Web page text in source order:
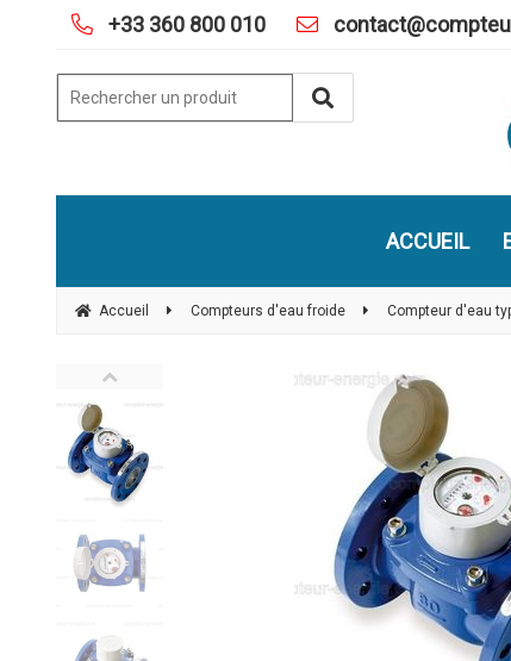
ACCUEIL
Accueil Compteurs d'eau froide Compteur d'eau
+33 360 800 010